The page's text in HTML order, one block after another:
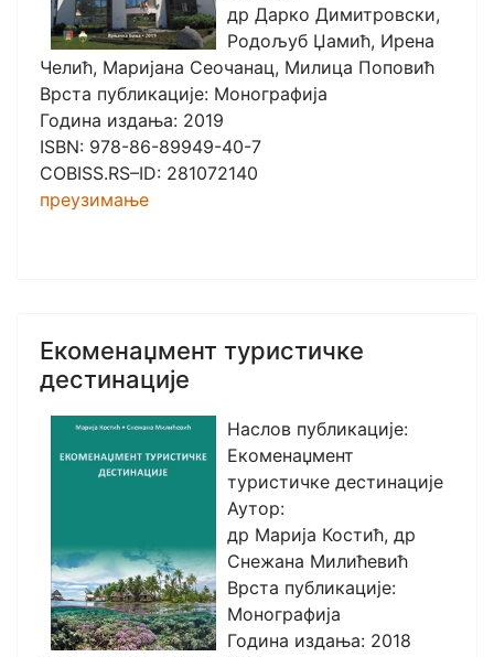
др Дарко Димитровски,
Родољуб Џамић, Ирена
Челић, Маријана Сеочанац, Милица Поповић
Врста публикације: Монографија
Година издања: 2019
ISBN: 978-86-89949-40-7
COBISS.RS–ID: 281072140
преузимање
Екоменаџмент туристичке
дестинације
Наслов публикације:
Екоменаџмент
туристичке дестинације
Аутор:
др Марија Костић, др
Снежана Милићевић
Врста публикације:
Монографија
Година издања: 2018